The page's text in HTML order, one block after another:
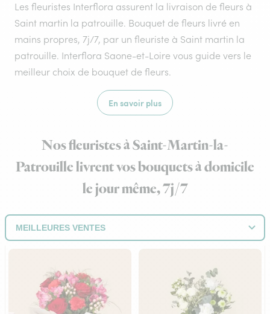
Les fleuristes Interflora assurent la livraison de fleurs à
Saint martin la patrouille. Bouquet de fleurs livré en
mains propres, 7j/7, par un fleuriste à Saint martin la
patrouille. Interflora Saone-et-Loire vous guide vers le
meilleur choix de bouquet de fleurs.
En savoir plus
Nos fleuristes à Saint-Martin-la-
Patrouille livrent vos bouquets à domicile
le jour même, 7j/7